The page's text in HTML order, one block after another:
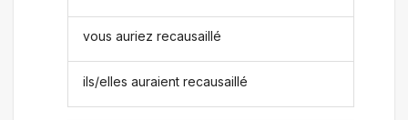
vous auriez recausaillé
ils/elles auraient recausaillé